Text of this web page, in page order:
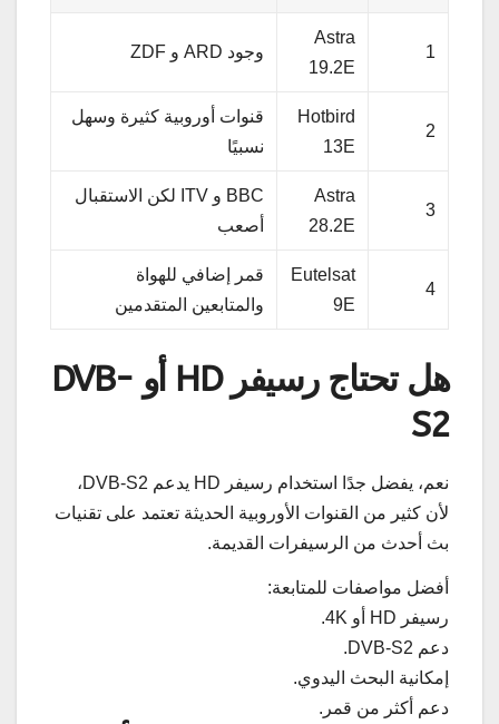
1
Astra
19.2E
وجود ARD و ZDF
2
Hotbird
13E
قنوات أوروبية كثيرة وسهل
نسبيًا
3
Astra
28.2E
BBC و ITV لكن الاستقبال
أصعب
4
Eutelsat
9E
قمر إضافي للهواة
والمتابعين المتقدمين
هل تحتاج رسيفر HD أو DVB-
S2
نعم، يفضل جدًا استخدام رسيفر HD يدعم DVB-S2،
لأن كثير من القنوات الأوروبية الحديثة تعتمد على تقنيات
بث أحدث من الرسيفرات القديمة.
أفضل مواصفات للمتابعة:
رسيفر HD أو 4K.
دعم DVB-S2.
إمكانية البحث اليدوي.
دعم أكثر من قمر.